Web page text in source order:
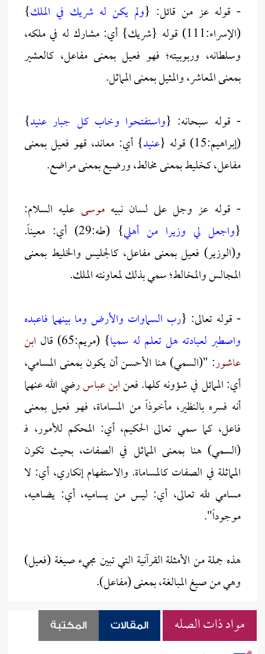
- قوله عز من قائل: {ولم يكن له شريك في الملك}
(الإسراء:111) قوله {شريك} أي: مشارك له في ملكه،
وسلطانه، وربوبيته؛ فهو فعيل بمعنى مفاعل، كالعشير
بمعنى المعاشر، والمثيل بمعنى المماثل.
- قوله سبحانه: {واستفتحوا وخاب كل جبار عنيد}
(إبراهيم:15) قوله {
عنيد} أي: معاند، قهو فعيل بمعنى
مفاعل، كخليط بمعنى مخالط، ورضيع بمعنى مراضع.
- قوله عز وجل على لسان نبيهموسى عليه السلام:
{واجعل لي وزيرا من أهلي
} (طه:29) أي: معيناً.
و(الوزير) فعيل بمعنى مفاعل، كالجليس والخليط بمعنى
المجالس والمخالط؛ سمي بذلك لمعاونته الملك.
- قوله تعالى: {رب السماوات والأرض وما بينهما فاعبده
واصطبر لعبادته هل تعلم له سميا} (مريم:65) قال
ابن
عاشور: "(السمي) هنا الأحسن أن يكون بمعنى المسامي،
أي: الممائل في شؤونه كلها. فعنابن عباسرضي الله عنهما
أنه فسره بالنظير، مأخوذاً من المساماة، فهو فعيل بمعنى
فاعل، كما سمي تعالى الحكيم، أي: المحكم للأمور، فـ
(السمي) هنا بمعنى المماثل في الصفات، بحيث تكون
المماثلة في الصفات كالمساماة. والاستفهام إنكاري، أي: لا
مسامي لله تعالى، أي: ليس من يساميه، أي: يضاهيه،
موجوداً".
هذه جملة من الأمثلة القرآنية التي تبين مجيء صيغة (فعيل)
وهي من صيغ المبالغة، بمعنى (مفاعل).
مواد ذات الصله المقالات المكتبة